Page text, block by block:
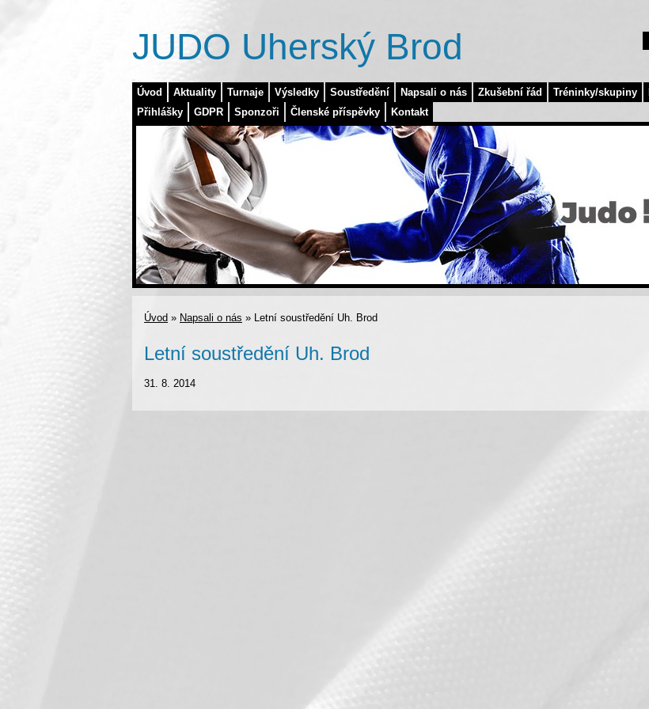
Úvod Aktuality Turnaje Výsledky Soustředění Napsali o nás Zkušební řád Tréninky/skupiny
Přihlášky
GDPR Sponzoři Členské příspěvky Kontakt
JUDO Uherský Brod
Úvod » Napsali o nás » Letní soustředění Uh. Brod
Letní soustředění Uh. Brod
31. 8. 2014